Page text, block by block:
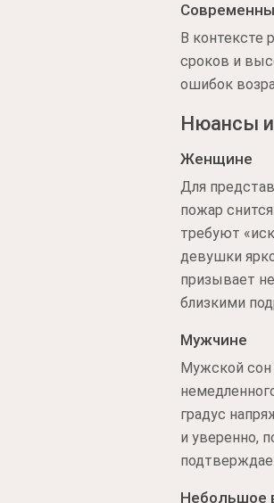
В контексте
сроков и
ошибок
Нюансы
Женщине
Для
пожар
требуют
девушки
призывает
близкими
Мужчине
Мужской сон
градус
и уверенно,
Небольшое